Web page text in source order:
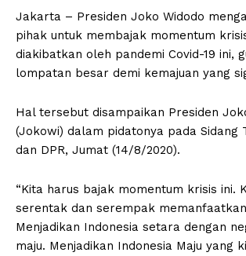
Jakarta – Presiden Joko Widodo
pihak untuk membajak momentum
diakibatkan oleh pandemi Covid-19 ini,
lompatan besar demi kemajuan yang
Hal tersebut disampaikan Presiden
(Jokowi) dalam pidatonya pada Sidang
dan DPR, Jumat (14/8/2020).
“Kita harus bajak momentum krisis ini.
serentak dan serempak
Menjadikan Indonesia setara dengan
maju. Menjadikan Indonesia Maju yang